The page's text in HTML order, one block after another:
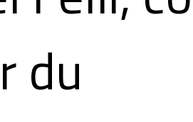
du